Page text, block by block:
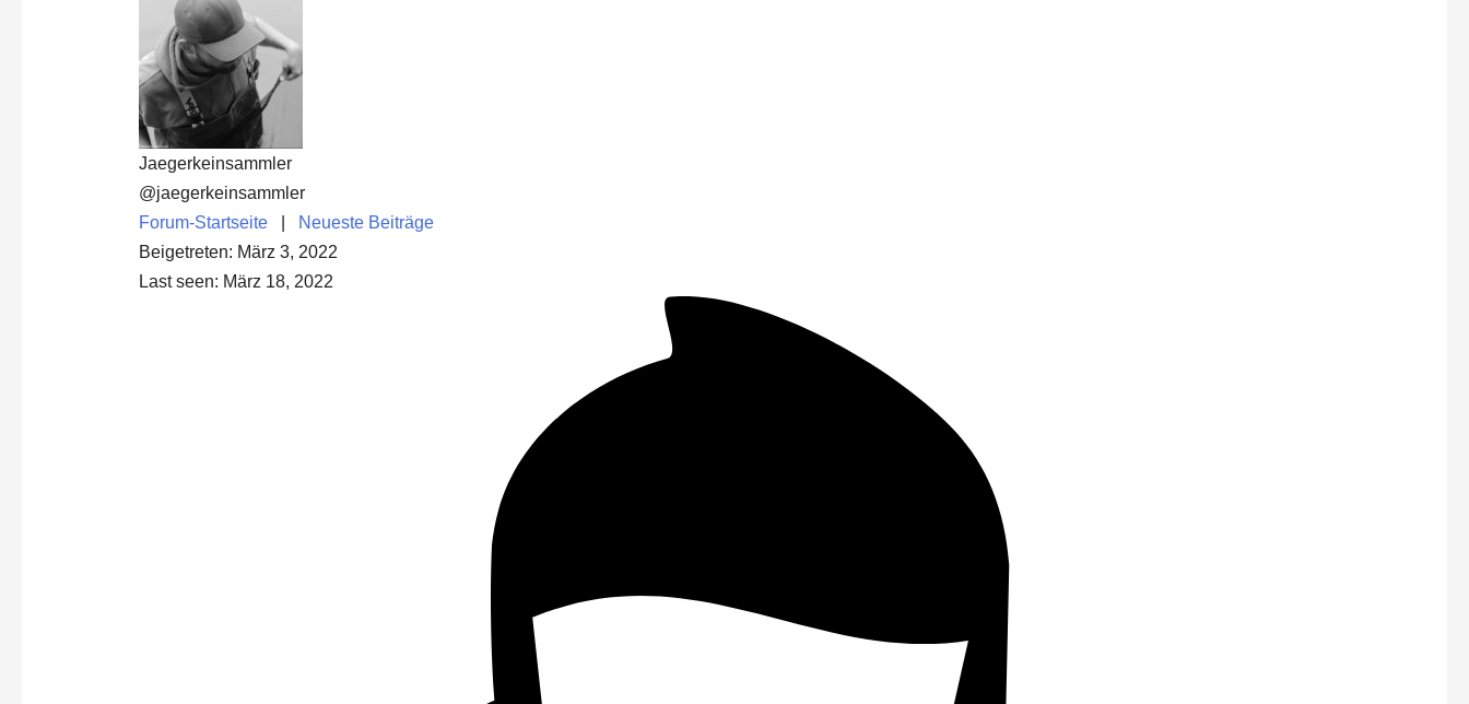
Jaegerkeinsammler
@jaegerkeinsammler
Forum-Startseite|
Neueste Beiträge
Beigetreten: März 3, 2022
Last seen: März 18, 2022